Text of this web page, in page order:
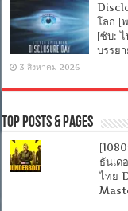
โลก [
[ซับ:
บรรย
3 สิงหาคม 2026
Top Posts & Pages
ธันเด
ไทย